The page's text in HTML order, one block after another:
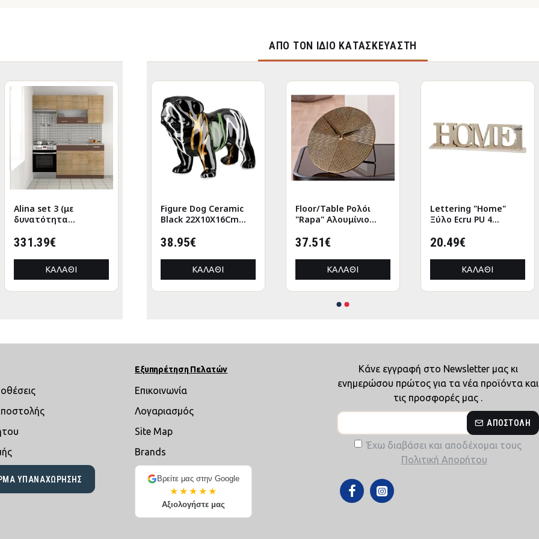
Alina set 3 (με
δυνατότητα
Μόκκα Σετ 5 κουτιών
331.39€
ΚΑΛΆΘΙ
ΑΠΌ ΤΟΝ ΊΔΙΟ ΚΑΤΑΣΚΕΥΑΣΤΉ
Figure Cat Porcelain
White 2 Assorted
9.73€
ΚΑΛΆΘΙ
Figure Dog Ceramic
Black 22X10X16Cm
38.95€
ΚΑΛΆΘΙ
Floor/Table Ρολόι
"Rapa" Αλουμίνιο
155 cm D. 205 cm
37.51€
ΚΑΛΆΘΙ
Lettering "Home"
Ξύλο Ecru PU 4
20.49€
ΚΑΛΆΘΙ
ΥΠΑΝΑΧΏΡΗΣΗΣ
Εξυπηρέτηση Πελατών
Επικοινωνία
Λογαριασμός
Site Map
Brands
Βρείτε μας στην Google
★★★★★
Αξιολογήστε μας
Κάνε εγγραφή στο Newsletter μας κι
ενημερώσου πρώτος για τα νέα προϊόντα και
τις προσφορές μας .
ΑΠΟΣΤΟΛΉ
Έχω διαβάσει και αποδέχομαι τους
Πολιτική Απορήτου